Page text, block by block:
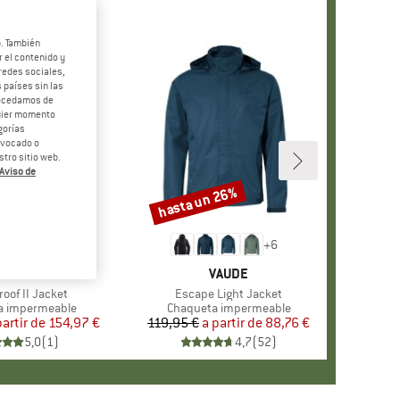
II Jacket
impermeable
Precio
Precio reducido
de 154,97 €
5,0(1)
+6
MARCA
VAUDE
Artículo
Escape Light Jacket
Product group
Chaqueta impermeable
Precio
119,95 € Precio reducido
a partir de 88,76 €
4,7(52)
Descuento
hasta un 26%
el contenido y
sociales,
países sin las
de
momento
o
sitio web.
Aviso de